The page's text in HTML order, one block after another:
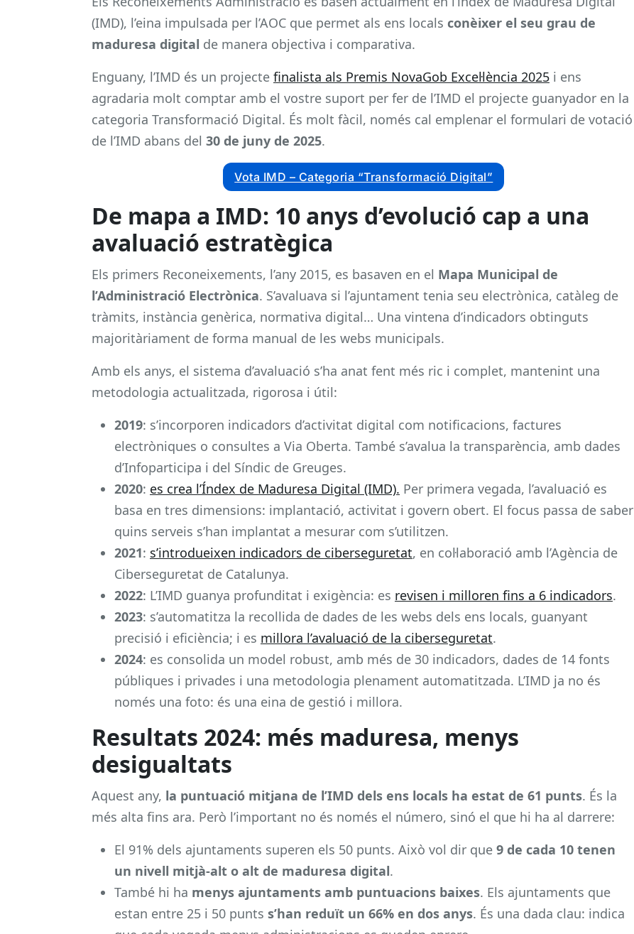
(IMD), l’eina impulsada per l’AOC que permet als ens locals conèixer el seu grau de
maduresa digital de manera objectiva i comparativa.
Enguany, l’IMD és un projecte finalista als Premis NovaGob Excel·lència 2025 i ens
agradaria molt comptar amb el vostre suport per fer de l’IMD el projecte guanyador en la
categoria Transformació Digital. És molt fàcil, només cal emplenar el formulari de votació
de l’IMD abans del 30 de juny de 2025.
Vota IMD – Categoria “Transformació Digital”
De mapa a IMD: 10 anys d’evolució cap a una
avaluació estratègica
Els primers Reconeixements, l’any 2015, es basaven en el Mapa Municipal de
l’Administració Electrònica. S’avaluava si l’ajuntament tenia seu electrònica, catàleg de
tràmits, instància genèrica, normativa digital… Una vintena d’indicadors obtinguts
majoritàriament de forma manual de les webs municipals.
Amb els anys, el sistema d’avaluació s’ha anat fent més ric i complet, mantenint una
metodologia actualitzada, rigorosa i útil:
2019: s’incorporen indicadors d’activitat digital com notificacions, factures
electròniques o consultes a Via Oberta. També s’avalua la transparència, amb dades
d’Infoparticipa i del Síndic de Greuges.
2020: es crea l’Índex de Maduresa Digital (IMD). Per primera vegada, l’avaluació es
basa en tres dimensions: implantació, activitat i govern obert. El focus passa de saber
quins serveis s’han implantat a mesurar com s’utilitzen.
2021: s’introdueixen indicadors de ciberseguretat, en col·laboració amb l’Agència de
Ciberseguretat de Catalunya.
2022: L’IMD guanya profunditat i exigència: es revisen i milloren fins a 6 indicadors.
2023: s’automatitza la recollida de dades de les webs dels ens locals, guanyant
precisió i eficiència; i es millora l’avaluació de la ciberseguretat.
2024: es consolida un model robust, amb més de 30 indicadors, dades de 14 fonts
públiques i privades i una metodologia plenament automatitzada. L’IMD ja no és
només una foto: és una eina de gestió i millora.
Resultats 2024: més maduresa, menys
desigualtats
Aquest any, la puntuació mitjana de l’IMD dels ens locals ha estat de 61 punts. És la
més alta fins ara. Però l’important no és només el número, sinó el que hi ha al darrere:
El 91% dels ajuntaments superen els 50 punts. Això vol dir que 9 de cada 10 tenen
un nivell mitjà-alt o alt de maduresa digital.
També hi ha menys ajuntaments amb puntuacions baixes. Els ajuntaments que
estan entre 25 i 50 punts s’han reduït un 66% en dos anys. És una dada clau: indica